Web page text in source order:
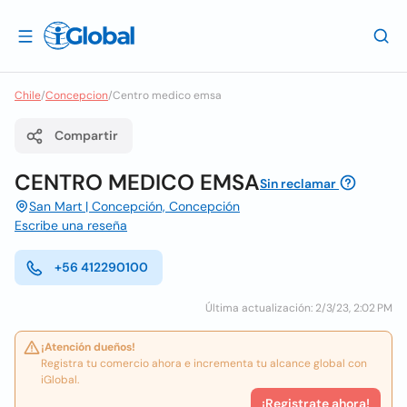
Chile/Concepcion/Centro medico emsa
Compartir
CENTRO MEDICO EMSASin reclamar
San Mart | Concepción, Concepción
Escribe una reseña
+56 412290100
Última actualización: 2/3/23, 2:02 PM
¡Atención dueños!
Registra tu comercio ahora e incrementa tu alcance global con
iGlobal.
¡Registrate ahora!